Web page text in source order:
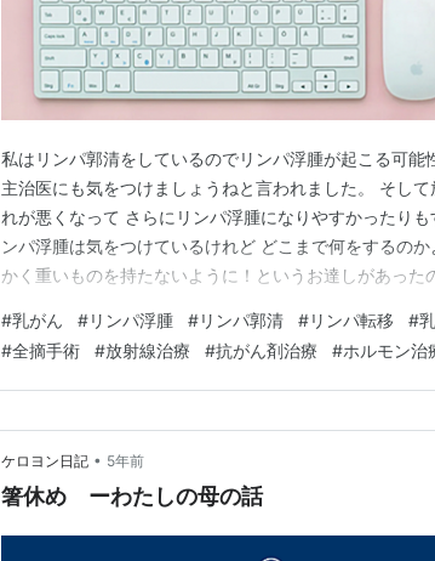
私はリンパ郭清をしているのでリンパ浮腫が起こる可能
主治医にも気をつけましょうねと言われました。 そし
れが悪くなって さらにリンパ浮腫になりやすかったり
ンパ浮腫は気をつけているけれど どこまで何をするの
かく重いものを持たないように！というお達しがあった
らない間に寝返りしてて術側が下敷きになったら？ 眠り
配なので 寝るときにいつもバスタオルをくるくる…
#乳がん #リンパ浮腫 #リンパ郭清 #リンパ転移 #
#全摘手術 #放射線治療 #抗がん剤治療 #ホルモン治
ケロヨン日記 • 5年前
箸休め ーわたしの母の話